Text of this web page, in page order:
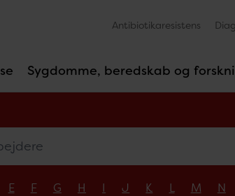
Sygdomme, beredskab og
Antibiotikaresistens
E F G H I J K L M N